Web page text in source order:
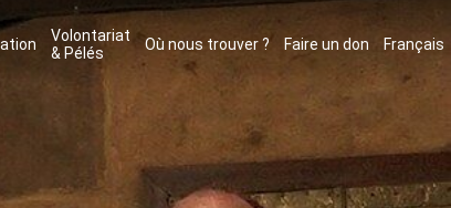
Volontariat
& Pélés
Où nous trouver ? Faire un don Français